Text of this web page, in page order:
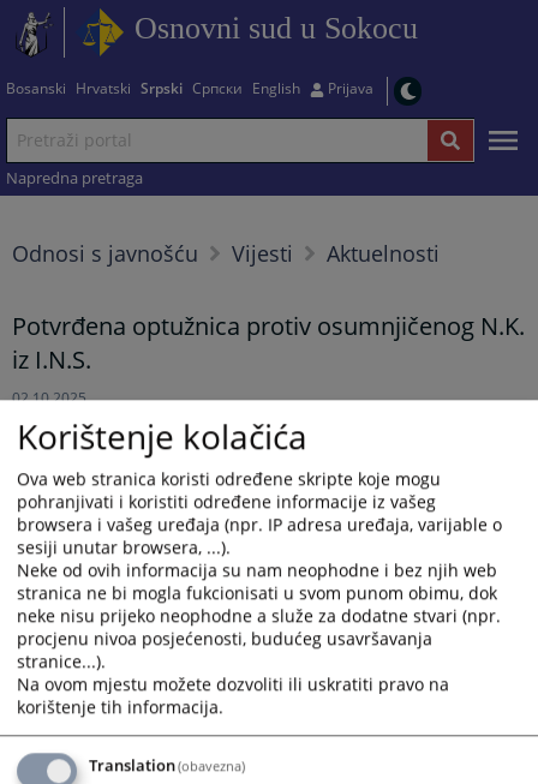
Osnovni sud u Sokocu
Bosanski Hrvatski Srpski Српски English Prijava
Napredna pretraga
Odnosi s javnošću Vijesti Aktuelnosti
Potvrđena optužnica protiv osumnjičenog N.K.
iz I.N.S.
02.10.2025.
potvrđena je optužnica Okružnog javnog tužilaštva u Istočnom
Sarajevu od 15.9.2025.godine, protiv osumnjičenog N.K. iz I.N.S.,
zbog osnovane sumnje da je počinio krivično djelo
Neovlaštena
proizvodnja i promet opojnih droga iz člana 207. stav 1. Krivičnog
zakonika Republike Srpske.
Prikazana vijest je na: Српски језик
37PREGLEDA
Korištenje kolačića
Ova web stranica koristi određene skripte koje mogu
pohranjivati i koristiti određene informacije iz vašeg
browsera i vašeg uređaja (npr. IP adresa uređaja, varijable o
sesiji unutar browsera, ...).
Neke od ovih informacija su nam neophodne i bez njih web
stranica ne bi mogla fukcionisati u svom punom obimu, dok
neke nisu prijeko neophodne a služe za dodatne stvari (npr.
procjenu nivoa posjećenosti, budućeg usavršavanja
stranice...).
Na ovom mjestu možete dozvoliti ili uskratiti pravo na
korištenje tih informacija.
Translation(obavezna)